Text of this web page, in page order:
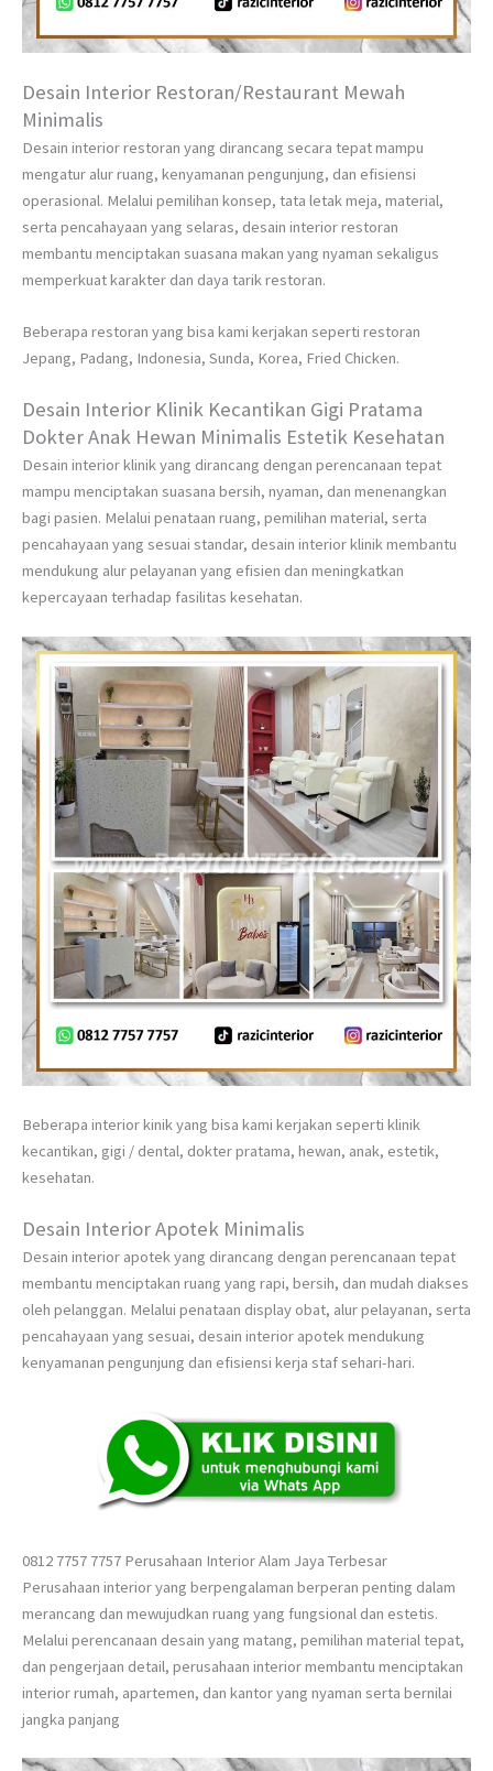
Desain Interior Restoran/Restaurant Mewah
Minimalis
Desain interior restoran yang dirancang secara tepat mampu
mengatur alur ruang, kenyamanan pengunjung, dan efisiensi
operasional. Melalui pemilihan konsep, tata letak meja, material,
serta pencahayaan yang selaras, desain interior restoran
membantu menciptakan suasana makan yang nyaman sekaligus
memperkuat karakter dan daya tarik restoran.
Beberapa restoran yang bisa kami kerjakan seperti restoran
Jepang, Padang, Indonesia, Sunda, Korea, Fried Chicken.
Desain Interior Klinik Kecantikan Gigi Pratama
Dokter Anak Hewan Minimalis Estetik Kesehatan
Desain interior klinik yang dirancang dengan perencanaan tepat
mampu menciptakan suasana bersih, nyaman, dan menenangkan
bagi pasien. Melalui penataan ruang, pemilihan material, serta
pencahayaan yang sesuai standar, desain interior klinik membantu
mendukung alur pelayanan yang efisien dan meningkatkan
kepercayaan terhadap fasilitas kesehatan.
Beberapa interior kinik yang bisa kami kerjakan seperti klinik
kecantikan, gigi / dental, dokter pratama, hewan, anak, estetik,
kesehatan.
Desain Interior Apotek Minimalis
Desain interior apotek yang dirancang dengan perencanaan tepat
membantu menciptakan ruang yang rapi, bersih, dan mudah diakses
oleh pelanggan. Melalui penataan display obat, alur pelayanan, serta
pencahayaan yang sesuai, desain interior apotek mendukung
kenyamanan pengunjung dan efisiensi kerja staf sehari-hari.
0812 7757 7757 Perusahaan Interior Alam Jaya Terbesar
Perusahaan interior yang berpengalaman berperan penting dalam
merancang dan mewujudkan ruang yang fungsional dan estetis.
Melalui perencanaan desain yang matang, pemilihan material tepat,
dan pengerjaan detail, perusahaan interior membantu menciptakan
interior rumah, apartemen, dan kantor yang nyaman serta bernilai
jangka panjang